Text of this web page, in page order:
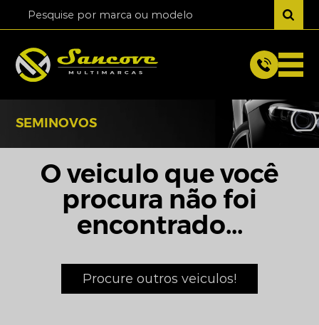
SEMINOVOS
O veiculo que você
procura não foi
encontrado...
Procure outros veiculos!